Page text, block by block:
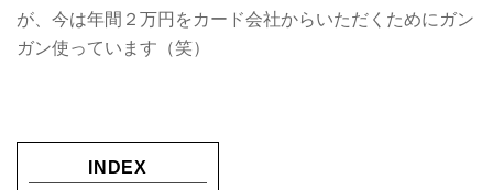
が、今は年間２万円をカード会社からいただくためにガン
ガン使っています（笑）
INDEX